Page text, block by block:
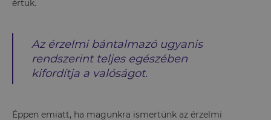
értük.
Az érzelmi bántalmazó ugyanis
rendszerint teljes egészében
kifordítja a valóságot.
Éppen emiatt, ha magunkra ismertünk az érzelmi